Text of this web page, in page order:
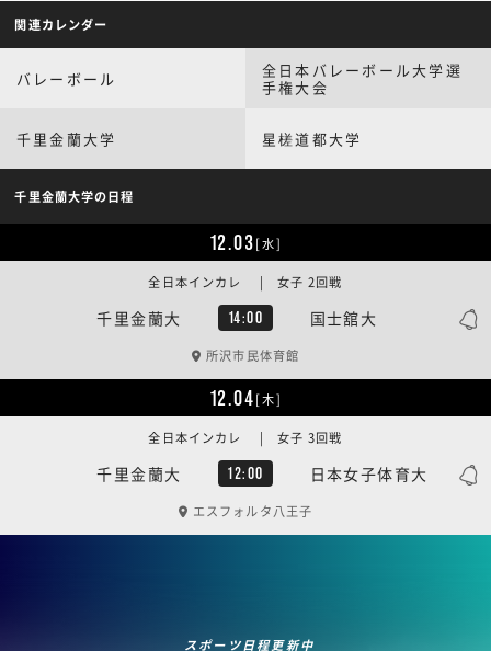
関連カレンダー
バレーボール
全日本バレーボール大学選
手権大会
千里金蘭大学 星槎道都大学
千里金蘭大学の日程
12.03[水]
千里金蘭大 14:00 国士舘大
全日本インカレ | 女子 2回戦
所沢市民体育館
12.04[木]
千里金蘭大 12:00 日本女子体育大
全日本インカレ | 女子 3回戦
エスフォルタ八王子
スポーツ日程更新中